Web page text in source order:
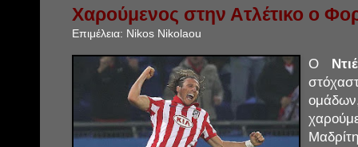
Χαρούμενος στην Ατλέτικο ο
Επιμέλεια: Nikos Nikolaou
Ο